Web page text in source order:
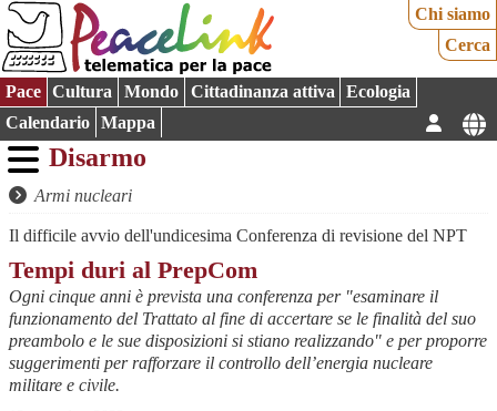
Chi siamo
Cerca
Pace Cultura Mondo Cittadinanza attiva
Ecologia
Calendario
Mappa
Disarmo
Armi nucleari
Il difficile avvio dell'undicesima Conferenza di revisione del NPT
Tempi duri al PrepCom
Ogni cinque anni è prevista una conferenza per "esaminare il
funzionamento del Trattato al fine di accertare se le finalità del suo
preambolo e le sue disposizioni si stiano realizzando" e per proporre
suggerimenti per rafforzare il controllo dell’energia nucleare
militare e civile.